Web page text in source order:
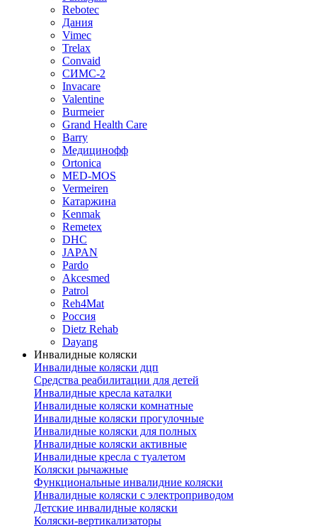
Rebotec
Дания
Vimec
Trelax
Convaid
СИМС-2
Invacare
Valentine
Burmeier
Grand Health Care
Barry
Медицинофф
Ortonica
MED-MOS
Vermeiren
Катаржина
Kenmak
Remetex
DHC
JAPAN
Pardo
Akcesmed
Patrol
Reh4Mat
Россия
Dietz Rehab
Dayang
Инвалидные коляски
Инвалидные коляски дцп
Средства реабилитации для детей
Инвалидные кресла каталки
Инвалидные коляски комнатные
Инвалидные коляски прогулочные
Инвалидные коляски для полных
Инвалидные коляски активные
Инвалидные кресла с туалетом
Коляски рычажные
Функциональные инвалидние коляски
Инвалидные коляски с электроприводом
Детские инвалидные коляски
Коляски-вертикализаторы